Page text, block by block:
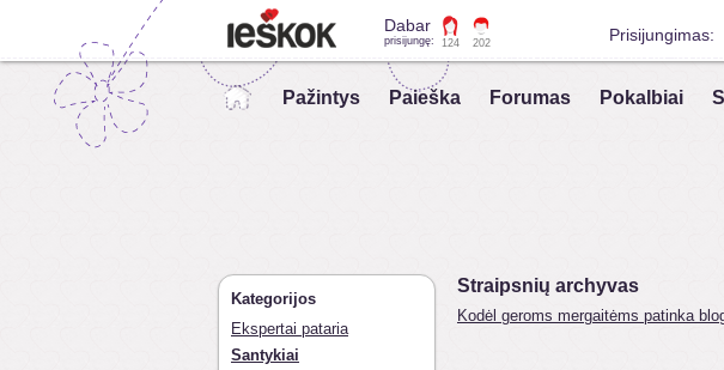
Dabar
prisijungę: 124 202 Prisijungimas:
Pažintys Paieška Forumas Pokalbiai
Kategorijos
Ekspertai pataria
Santykiai
Straipsnių archyvas
Kodėl geroms mergaitėms patinka